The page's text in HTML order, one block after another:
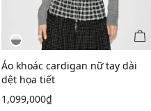
Thêm vào giỏ
Áo khoác cardigan nữ tay dài
dệt họa tiết
1,099,000₫